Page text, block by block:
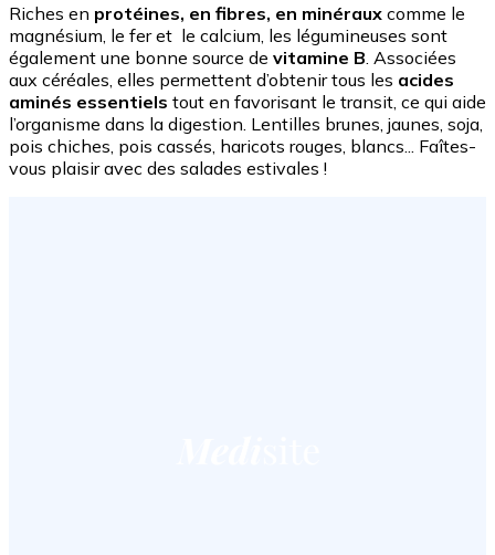
Riches en protéines, en fibres, en minéraux comme le
magnésium, le fer et le calcium, les légumineuses sont
également une bonne source de vitamine B . Associées
aux céréales, elles permettent d’obtenir tous les acides
aminés essentiels tout en favorisant le transit, ce qui aide
l’organisme dans la digestion. Lentilles brunes, jaunes, soja,
pois chiches, pois cassés, haricots rouges, blancs... Faîtes-
vous plaisir avec des salades estivales !